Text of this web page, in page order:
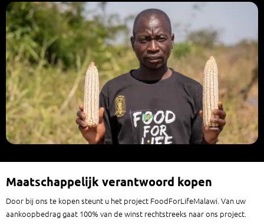
Maatschappelijk verantwoord kopen
Door bij ons te kopen steunt u het project FoodForLifeMalawi. Van uw
aankoopbedrag gaat 100% van de winst rechtstreeks naar ons project.